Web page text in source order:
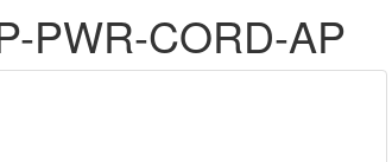
PWR-CORD-AP